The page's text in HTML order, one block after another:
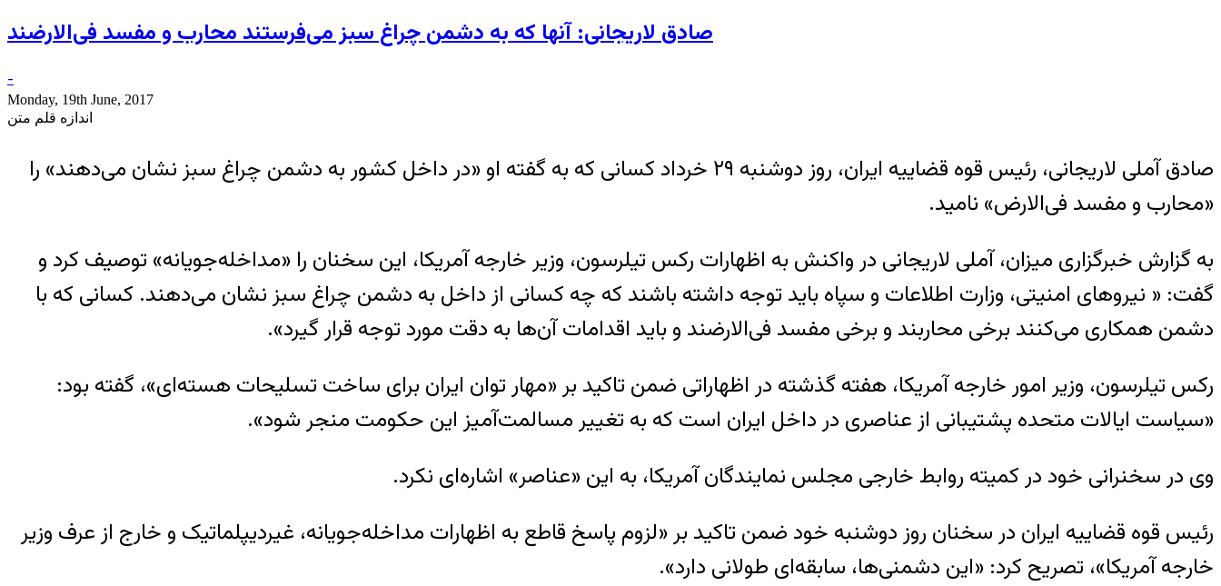
صادق لاریجانی: آنها که به دشمن چراغ سبز می‌فرستند محارب و مفسد فی‌الارضند
-
Monday, 19th June, 2017
اندازه قلم متن
صادق آملی لاریجانی، رئیس قوه قضاییه ایران، روز دوشنبه ۲۹ خرداد کسانی که به گفته او «در داخل کشور به دشمن چراغ سبز نشان می‌دهند» را
«محارب و مفسد فی‌الارض» نامید.
به گزارش خبرگزاری میزان، آملی لاریجانی در واکنش به اظهارات رکس تیلرسون، وزیر خارجه آمریکا، این سخنان را «مداخله‌جویانه» توصیف کرد و
گفت: « نیروهای امنیتی، وزارت اطلاعات و سپاه باید توجه داشته باشند که چه کسانی از داخل به دشمن چراغ سبز نشان می‌دهند. کسانی که با
دشمن همکاری می‌کنند برخی محاربند و برخی مفسد فی‌الارضند و باید اقدامات آن‌ها به دقت مورد توجه قرار گیرد».
رکس تیلرسون، وزیر امور خارجه آمریکا، هفته گذشته در اظهاراتی ضمن تاکید بر «مهار توان ایران برای ساخت تسلیحات هسته‌ای»، گفته بود:
«سیاست ایالات متحده پشتیبانی از عناصری در داخل ایران است که به تغییر مسالمت‌آمیز این حکومت منجر شود».
وی در سخنرانی خود در کمیته روابط خارجی مجلس نمایندگان آمریکا، به این «عناصر» اشاره‌ای نکرد.
رئیس قوه قضاییه ایران در سخنان روز دوشنبه خود ضمن تاکید بر «لزوم پاسخ قاطع به اظهارات مداخله‌جویانه، غیردیپلماتیک و خارج از عرف وزیر
خارجه‌ آمریکا»، تصریح کرد: «این دشمنی‌ها، سابقه‌ای طولانی دارد».